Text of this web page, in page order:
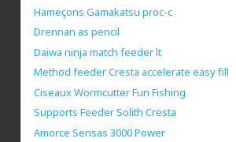
Hameçons Gamakatsu proc-c
Drennan as pencil
Daiwa ninja match feeder lt
Method feeder Cresta accelerate easy fill
Ciseaux Wormcutter Fun Fishing
Supports Feeder Solith Cresta
Amorce Sensas 3000 Power